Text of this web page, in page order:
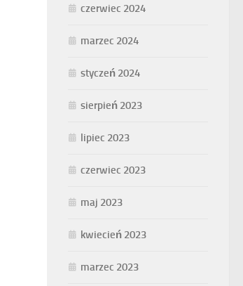
czerwiec 2024
marzec 2024
styczeń 2024
sierpień 2023
lipiec 2023
czerwiec 2023
maj 2023
kwiecień 2023
marzec 2023